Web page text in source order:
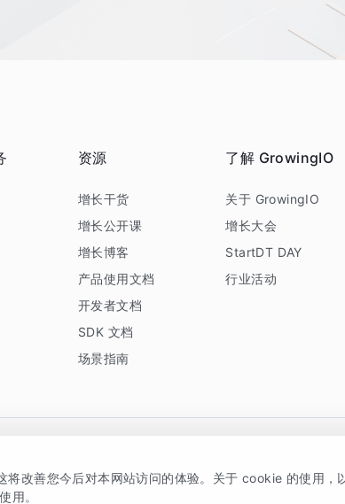
资源
增长干货
增长公开课
增长博客
产品使用文档
开发者文档
SDK 文档
场景指南
了解 GrowingIO
关于 GrowingIO
增长大会
StartDT DAY
行业活动
号
改善您今后对本网站访问的体验。关于 cookie 的使用，
用。